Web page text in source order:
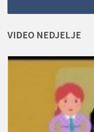
VIDEO NEDJELJE